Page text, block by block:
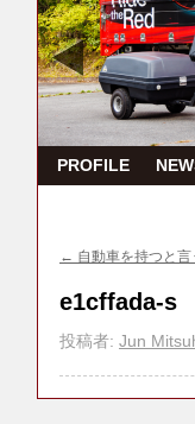
PROFILE
← 自動車を持つと言
e1cffada-s
投稿者: Jun